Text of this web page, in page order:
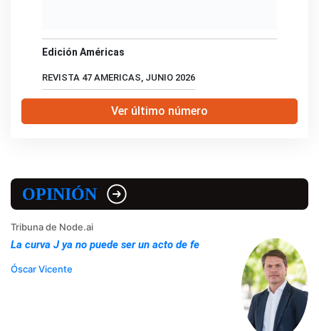
Edición Américas
REVISTA 47 AMERICAS, JUNIO 2026
Ver último número
OPINIÓN
Tribuna de Node.ai
La curva J ya no puede ser un acto de fe
Óscar Vicente